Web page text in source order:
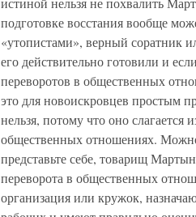
подготовке восстания вообще
«утопистами», верный соратник
его действительно готовили и
переворотов в общественных
это для новоискровцев простым
нельзя, потому что оно
общественных отношениях.
представьте себе, товарищ
переворота в общественных
организация или кружок,